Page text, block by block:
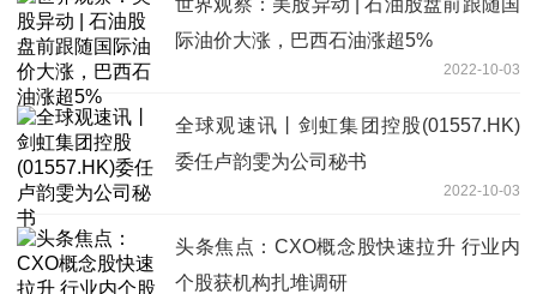
际油价大涨，巴西石油涨超5%
2022-10-03
全球观速讯丨剑虹集团控股(01557.HK)
委任卢韵雯为公司秘书
2022-10-03
头条焦点：CXO概念股快速拉升 行业内
个股获机构扎堆调研